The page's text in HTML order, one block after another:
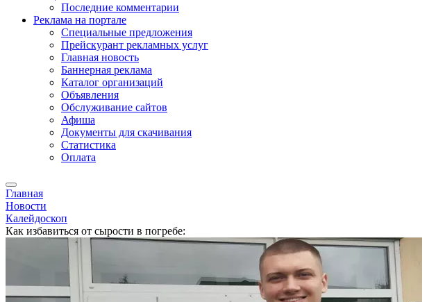
Последние комментарии
Реклама на портале
Специальные предложения
Прейскурант рекламных услуг
Главная новость
Баннерная реклама
Каталог организаций
Объявления
Обслуживание сайтов
Афиша
Документы для скачивания
Статистика
Оплата
Главная
Новости
Калейдоскоп
Как избавиться от сырости в погребе: